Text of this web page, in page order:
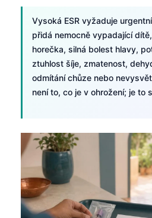
Vysoká ESR vyžaduje
přidá nemocně vypadající
horečka, silná bolest hlavy,
ztuhlost šíje, zmatenost,
odmítání chůze nebo
není to, co je v ohrožení; je to
Български
Dansk
Nederlands
हिन्दी
Íslenska
Српски језик
Svenska
Bosanski